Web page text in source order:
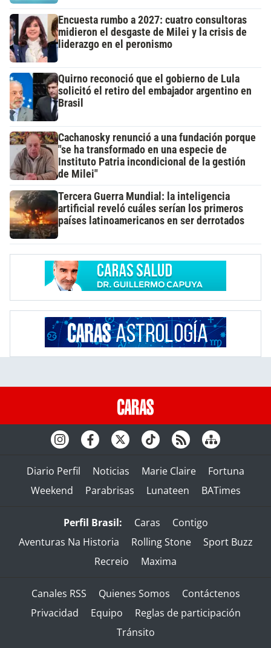
Encuesta rumbo a 2027: cuatro consultoras
midieron el desgaste de Milei y la crisis de
liderazgo en el peronismo
Quirno reconoció que el gobierno de Lula
solicitó el retiro del embajador argentino en
Brasil
Cachanosky renunció a una fundación porque
"se ha transformado en una especie de
Instituto Patria incondicional de la gestión
de Milei"
Tercera Guerra Mundial: la inteligencia
artificial reveló cuáles serían los primeros
países latinoamericanos en ser derrotados
Diario Perfil Noticias Marie Claire
Fortuna
Weekend
Parabrisas Lunateen BATimes
Perfil Brasil: Caras
Contigo
Aventuras Na Historia
Rolling Stone
Sport Buzz
Recreio
Maxima
Canales RSS Quienes Somos
Contáctenos
Privacidad
Equipo
Reglas de participación
Tránsito